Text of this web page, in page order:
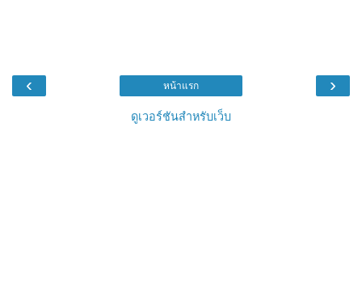
‹ ›
หน้าแรก
ดูเวอร์ชันสำหรับเว็บ